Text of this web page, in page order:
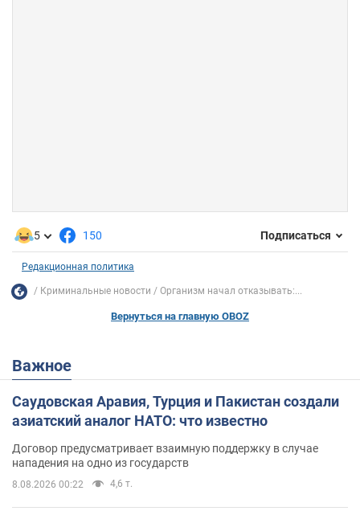
5 150 Подписаться
Редакционная политика
Криминальные новости Организм начал отказывать:...
Вернуться на главную OBOZ
Важное
Саудовская Аравия, Турция и Пакистан создали
азиатский аналог НАТО: что известно
Договор предусматривает взаимную поддержку в случае
нападения на одно из государств
8.08.2026 00:22 4,6 т.